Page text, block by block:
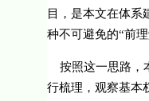
目，是本文在体系
种不可避免的“前理
按照这一思路，
行梳理，观察基本